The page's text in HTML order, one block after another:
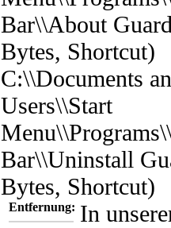
Bar\\About
Bytes, Shortcut)
C:\\Documents
Users\\Start
Bar\\Uninstall
Bytes, Shortcut)
Entfernung: In